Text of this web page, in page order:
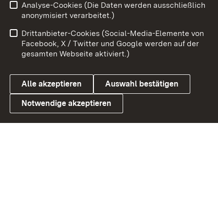
Link zum Landesportal
Benutzungshinweise
Barrierefreiheit
Datenschutz
Cookies
Analyse-Cookies (Die Daten werden ausschließlich
anonymisiert verarbeitet.)
Drittanbieter-Cookies (Social-Media-Elemente von
Facebook, X / Twitter und Google werden auf der
gesamten Webseite aktiviert.)
Alle akzeptieren Auswahl bestätigen
Notwendige akzeptieren